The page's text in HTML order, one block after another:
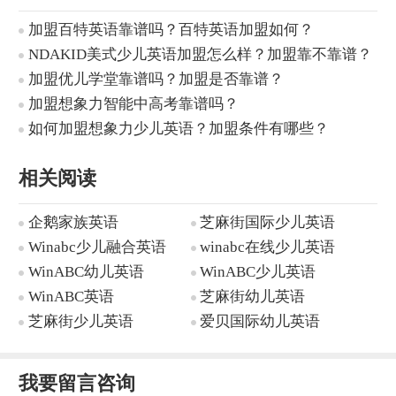
加盟百特英语靠谱吗？百特英语加盟如何？
NDAKID美式少儿英语加盟怎么样？加盟靠不靠谱？
加盟优儿学堂靠谱吗？加盟是否靠谱？
加盟想象力智能中高考靠谱吗？
如何加盟想象力少儿英语？加盟条件有哪些？
相关阅读
企鹅家族英语
芝麻街国际少儿英语
Winabc少儿融合英语
winabc在线少儿英语
WinABC幼儿英语
WinABC少儿英语
WinABC英语
芝麻街幼儿英语
芝麻街少儿英语
爱贝国际幼儿英语
我要留言咨询